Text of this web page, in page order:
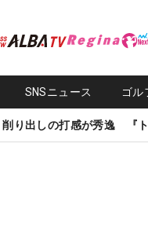
SNSニュース ゴル
削り出しの打感が秀逸 『ト